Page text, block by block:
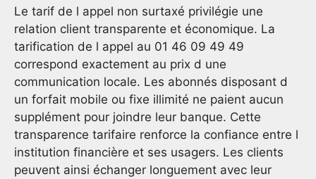
Le tarif de l appel non surtaxé privilégie une
relation client transparente et économique. La
tarification de l appel au 01 46 09 49 49
correspond exactement au prix d une
communication locale. Les abonnés disposant d
un forfait mobile ou fixe illimité ne paient aucun
supplément pour joindre leur banque. Cette
transparence tarifaire renforce la confiance entre l
institution financière et ses usagers. Les clients
peuvent ainsi échanger longuement avec leur